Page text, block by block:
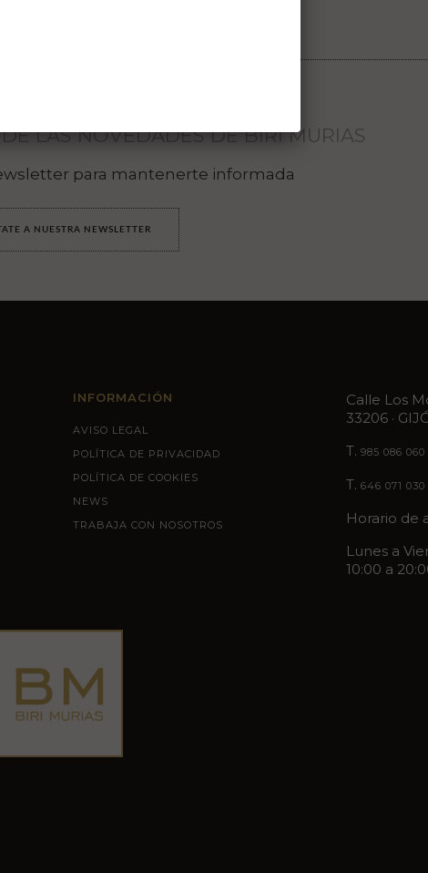
LAS NOVEDADES DE BIRI MURIAS
para mantenerte informada
A NUESTRA NEWSLETTER
INFORMACIÓN
AVISO LEGAL
POLÍTICA DE PRIVACIDAD
POLÍTICA DE COOKIES
NEWS
TRABAJA CON NOSOTROS
Calle Los
33206 ·
T. 985 086 060
T. 646 071 030
Horario de
Lunes a
10:00 a